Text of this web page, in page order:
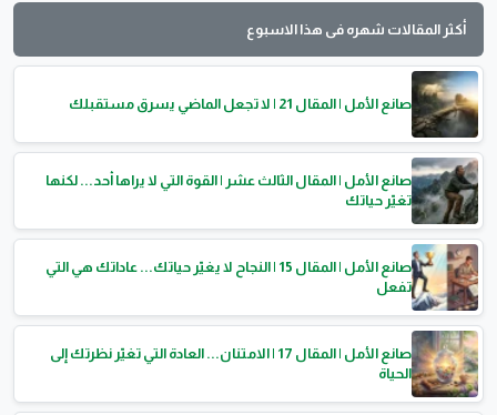
أكثر المقالات شهره فى هذا الاسبوع
صانع الأمل | المقال 21 | لا تجعل الماضي يسرق مستقبلك
صانع الأمل | المقال الثالث عشر | القوة التي لا يراها أحد... لكنها
تغيّر حياتك
صانع الأمل | المقال 15 | النجاح لا يغيّر حياتك... عاداتك هي التي
تفعل
صانع الأمل | المقال 17 | الامتنان... العادة التي تغيّر نظرتك إلى
الحياة